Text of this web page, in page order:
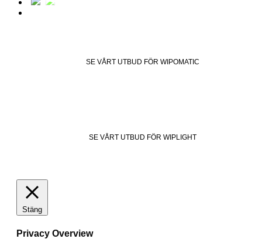
SE VÅRT UTBUD FÖR WIPOMATIC
SE VÅRT UTBUD FÖR WIPLIGHT
Stäng
Privacy Overview